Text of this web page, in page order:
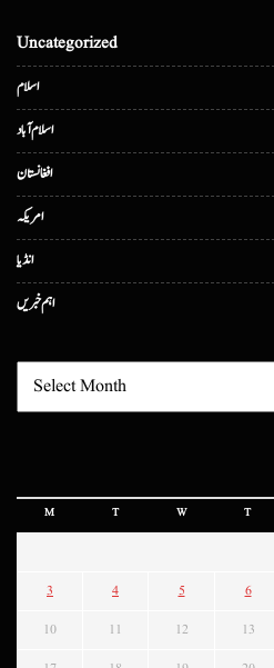
Uncategorized
اسلام
اسلام آباد
افغانستان
امریکہ
انڈیا
اہم خبریں
M T W T
3 4 5 6
10 11 12 13